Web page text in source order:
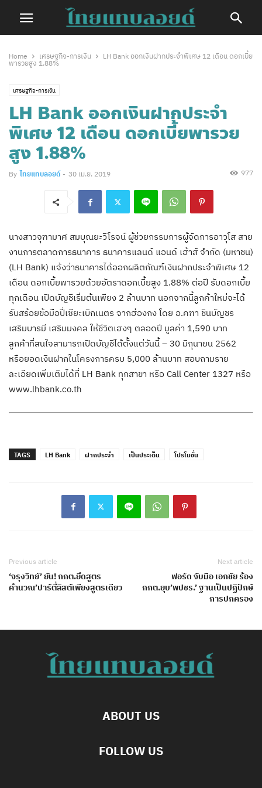
Home เศรษฐกิจ-การเงิน
LH Bank ออกเงินฝากประจำพิเศษ 12 เดือน ดอกเบี้ย
พารวยสูง 1.88%
เศรษฐกิจ-การเงิน
LH Bank ออกเงินฝากประจำ
พิเศษ 12 เดือน ดอกเบี้ยพารวย
สูง 1.88%
By ไทยแทบลอยด์ - 30 เม.ย. 2019 977
นางสาวจุฑามาศ สมบุณยะวิโรจน์ ผู้ช่วยกรรมการผู้จัดการอาวุโส สาย
งานการตลาดการธนาคาร ธนาคารแลนด์ แอนด์ เฮ้าส์ จำกัด (มหาชน)
(LH Bank) แจ้งว่าธนาคารได้ออกผลิตภัณฑ์เงินฝากประจำพิเศษ 12
เดือน ดอกเบี้ยพารวยด้วยอัตราดอกเบี้ยสูง 1.88% ต่อปี รับดอกเบี้ย
ทุกเดือน เปิดบัญชีเริ่มต้นเพียง 2 ล้านบาท นอกจากนี้ลูกค้าใหม่จะได้
รับสร้อยข้อมือปี่เซียะเบิกเนตร จากฮ่องกง โดย อ.คฑา ชินบัญชร
เสริมบารมี เสริมมงคล ให้ชีวิตเฮงๆ ตลอดปี มูลค่า 1,590 บาท
ลูกค้าที่สนใจสามารถเปิดบัญชีได้ตั้งแต่วันนี้ – 30 มิถุนายน 2562
หรือยอดเงินฝากในโครงการครบ 5,000 ล้านบาท สอบถามราย
ละเอียดเพิ่มเติมได้ที่ LH Bank ทุกสาขา หรือ Call Center 1327 หรือ
www.lhbank.co.th
TAGS LH Bank ฝากประจำ เป็นประเด็น โปรโมชั่น
Previous article
‘จรุงวิทย์’ ยัน! กกต.ยึดสูตร
คำนวณ’ปาร์ตี้ลิสต์เพียงสูตรเดียว
Next article
ฟอร์ด จับมือ เอกชัย ร้อง
กกต.ยุบ’พปชร.’ ฐานเป็นปฏิปักษ์
การปกครอง
ABOUT US
FOLLOW US